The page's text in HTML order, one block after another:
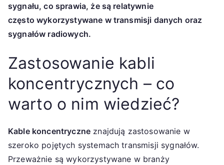
sygnału, co sprawia, że są relatywnie
często wykorzystywane w transmisji danych oraz
sygnałów radiowych.
Zastosowanie kabli
koncentrycznych – co
warto o nim wiedzieć?
Kable koncentryczne znajdują zastosowanie w
szeroko pojętych systemach transmisji sygnałów.
Przeważnie są wykorzystywane w branży